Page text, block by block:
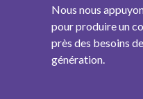
Nous nous
pour produire un
près des besoins
génération.